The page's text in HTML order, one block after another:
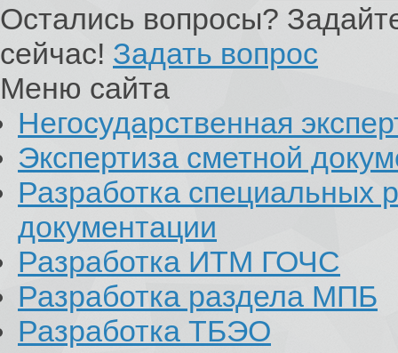
Остались вопросы?
сейчас! Задать вопрос
Меню сайта
Негосударственная
Экспертиза сметной
Разработка специальных
документации
Разработка ИТМ ГОЧС
Разработка раздела МПБ
Разработка ТБЭО